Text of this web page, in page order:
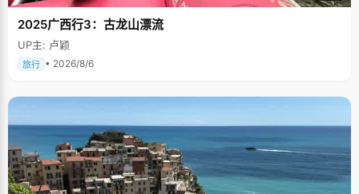
2025广西行3：古龙山漂流
UP主: 卢颖
旅行 • 2026/8/6